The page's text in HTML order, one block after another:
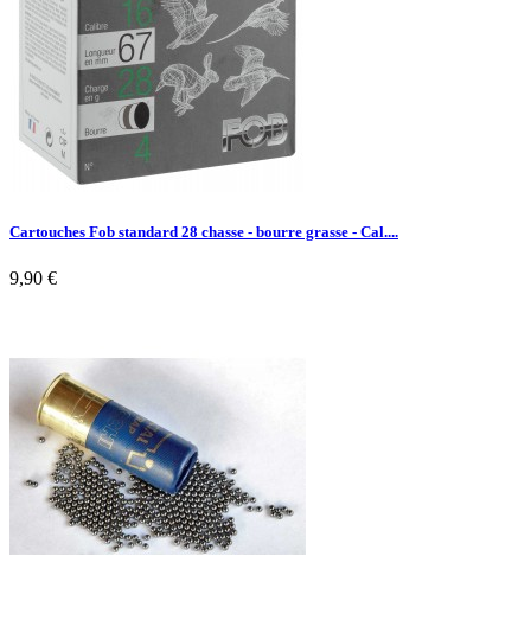
Cartouches Fob standard 28 chasse - bourre grasse - Cal....
9,90 €